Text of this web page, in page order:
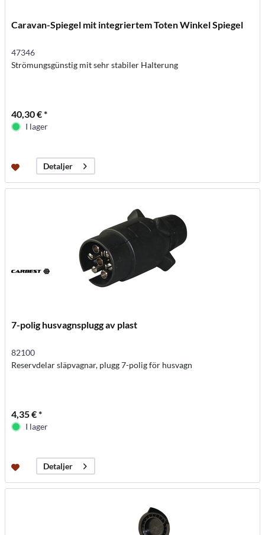
Caravan-Spiegel mit integriertem Toten Winkel Spiegel
47346
Strömungsgünstig mit sehr stabiler Halterung
40,30 € *
I lager
Detaljer
7-polig husvagnsplugg av plast
82100
Reservdelar släpvagnar, plugg 7-polig för husvagn
4,35 € *
I lager
Detaljer